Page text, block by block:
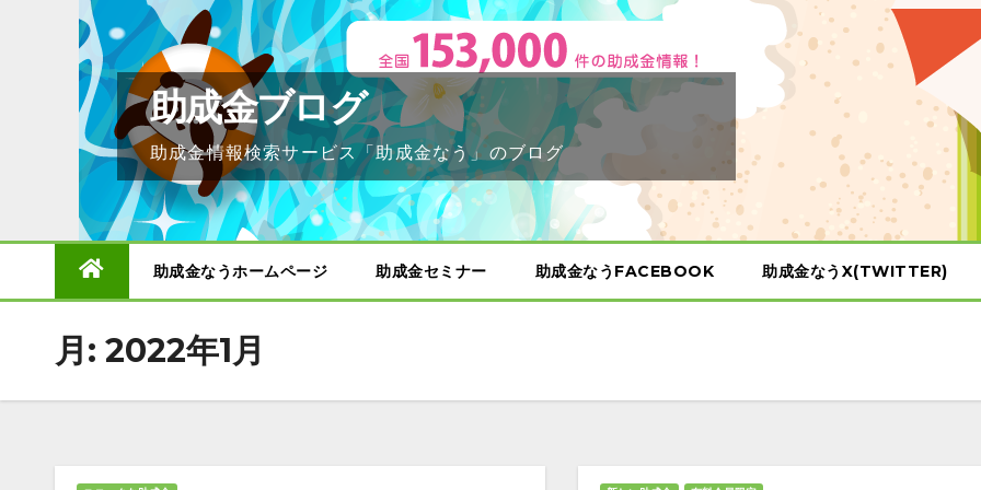
助成金ブログ
助成金情報検索サービス「助成金なう」のブログ
助成金なうホームページ 助成金セミナー 助成金なうFACEBOOK 助成金なうX(TWITTER)
月: 2022年1月